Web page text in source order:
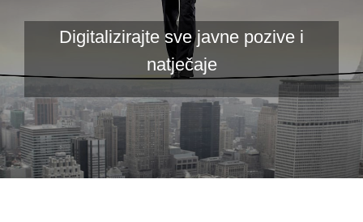
Digitalizirajte sve javne pozive i
natječaje